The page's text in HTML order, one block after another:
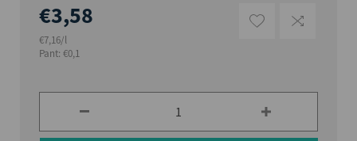
€3,58
€7,16/l
Pant: €0,1